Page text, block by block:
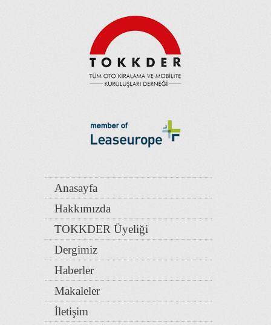
Anasayfa
Hakkımızda
TOKKDER Üyeliği
Dergimiz
Haberler
Makaleler
İletişim